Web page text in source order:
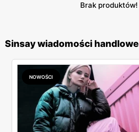
Brak produktów!
Sinsay wiadomości handlowe
NOWOŚCI